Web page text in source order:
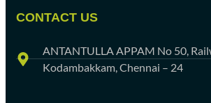
CONTACT US
ANTANTULLA APPAM No 50,
Kodambakkam, Chennai – 24